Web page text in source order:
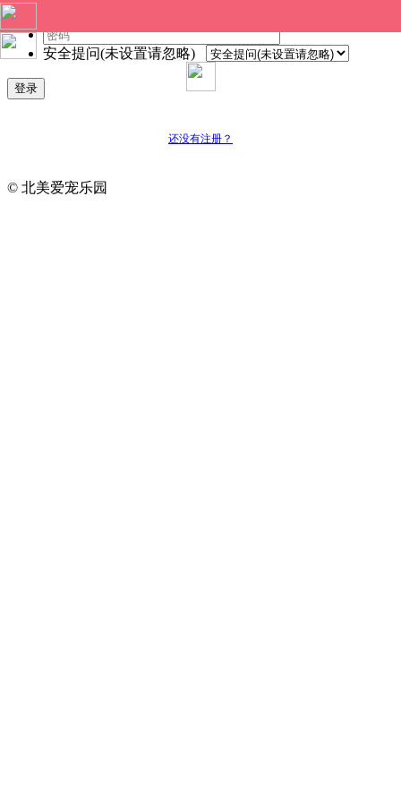
安全提问(未设置请忽略)
登录
还没有注册？
© 北美爱宠乐园